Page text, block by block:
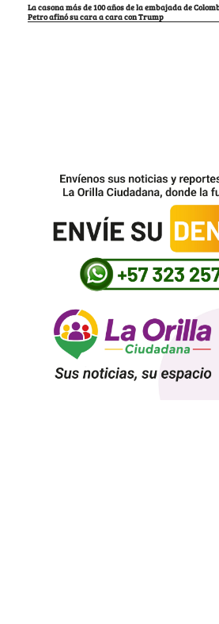
La casona más de 100 años de la embajada de
Petro afinó su cara a cara con Trump